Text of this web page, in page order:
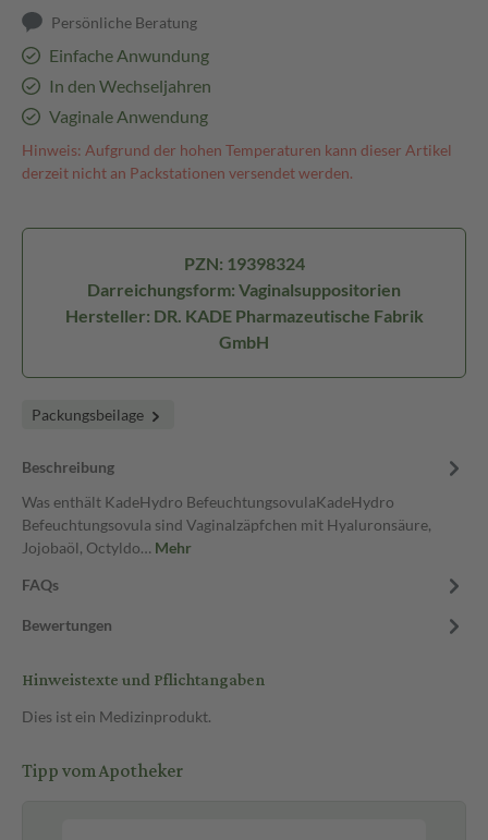
Persönliche Beratung
Einfache Anwundung
In den Wechseljahren
Vaginale Anwendung
Hinweis: Aufgrund der hohen Temperaturen kann dieser Artikel
derzeit nicht an Packstationen versendet werden.
PZN: 19398324
Darreichungsform: Vaginalsuppositorien
Hersteller: DR. KADE Pharmazeutische Fabrik
GmbH
Packungsbeilage
Beschreibung
Was enthält KadeHydro BefeuchtungsovulaKadeHydro
Befeuchtungsovula sind Vaginalzäpfchen mit Hyaluronsäure,
Jojobaöl, Octyldo… Mehr
FAQs
Bewertungen
Hinweistexte und Pflichtangaben
Dies ist ein Medizinprodukt.
Tipp vom Apotheker